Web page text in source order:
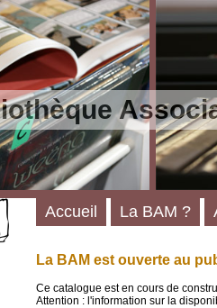
La BAM est ouverte au
Ce catalogue est en cours de
Attention : l'information sur la
Accueil La BAM ?